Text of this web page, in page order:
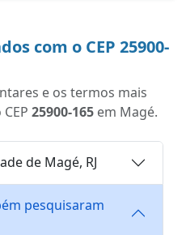
com o CEP 25900-
e os termos mais
25900-165 em Magé.
de Magé, RJ
pesquisaram